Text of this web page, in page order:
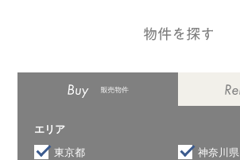
エリア
東京都
神奈川県